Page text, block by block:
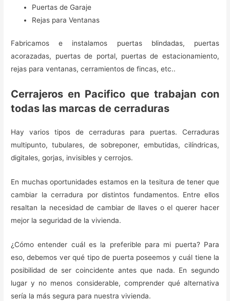
Puertas de Garaje
Rejas para Ventanas
Fabricamos e instalamos puertas blindadas, puertas
acorazadas, puertas de portal, puertas de estacionamiento,
rejas para ventanas, cerramientos de fincas, etc..
Cerrajeros en Pacifico que trabajan con
todas las marcas de cerraduras
Hay varios tipos de cerraduras para puertas. Cerraduras
multipunto, tubulares, de sobreponer, embutidas, cilíndricas,
digitales, gorjas, invisibles y cerrojos.
En muchas oportunidades estamos en la tesitura de tener que
cambiar la cerradura por distintos fundamentos. Entre ellos
resaltan la necesidad de cambiar de llaves o el querer hacer
mejor la seguridad de la vivienda.
¿Cómo entender cuál es la preferible para mi puerta? Para
eso, debemos ver qué tipo de puerta poseemos y cuál tiene la
posibilidad de ser coincidente antes que nada. En segundo
lugar y no menos considerable, comprender qué alternativa
sería la más segura para nuestra vivienda.